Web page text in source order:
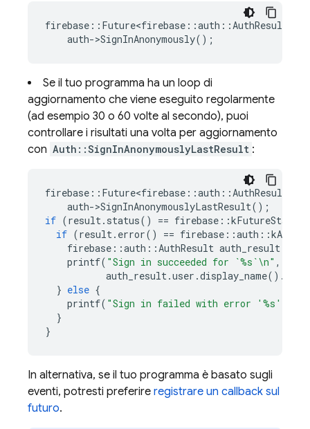
firebase :: Future<firebase ::auth ::AuthResult
auth->SignInAnonymously();
Se il tuo programma ha un loop di
aggiornamento che viene eseguito regolarmente
(ad esempio 30 o 60 volte al secondo), puoi
controllare i risultati una volta per aggiornamento
con Auth::SignInAnonymouslyLastResult :
firebase :: Future<firebase ::auth ::AuthResult
auth->SignInAnonymouslyLastResult();
if (result. status() == firebase ::
if (result. error() == firebase ::auth ::
firebase ::auth ::AuthResult auth_result
printf( "Sign in succeeded for `%s`\n" ,
auth_result.user .display_name().
} else {
printf( "Sign in failed with error '%s'
}
}
In alternativa, se il tuo programma è basato sugli
eventi, potresti preferire registrare un callback sul
futuro.